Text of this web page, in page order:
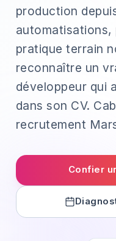
production
automatisations,
pratique terrain
reconnaître un
développeur qui
dans son CV.
recrutement
Confier